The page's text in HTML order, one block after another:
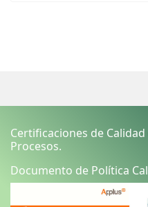
Certificaciones de
Procesos.
Documento de Política